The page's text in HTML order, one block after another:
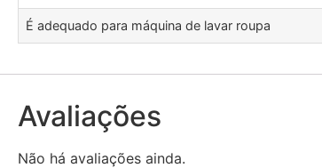
É adequado para máquina de lavar roupa
Avaliações
Não há avaliações ainda.